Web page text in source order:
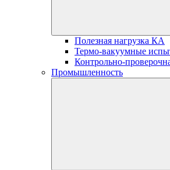
Полезная нагрузка КА
Термо-вакуумные
Контрольно-
Промышленность